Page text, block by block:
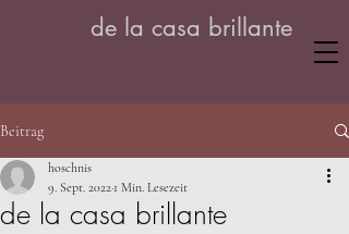
de la casa brillante
Beitrag
de la casa brillante
hoschnis
9. Sept. 2022 1 Min. Lesezeit